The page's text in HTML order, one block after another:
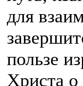
для
пользе
Христа о